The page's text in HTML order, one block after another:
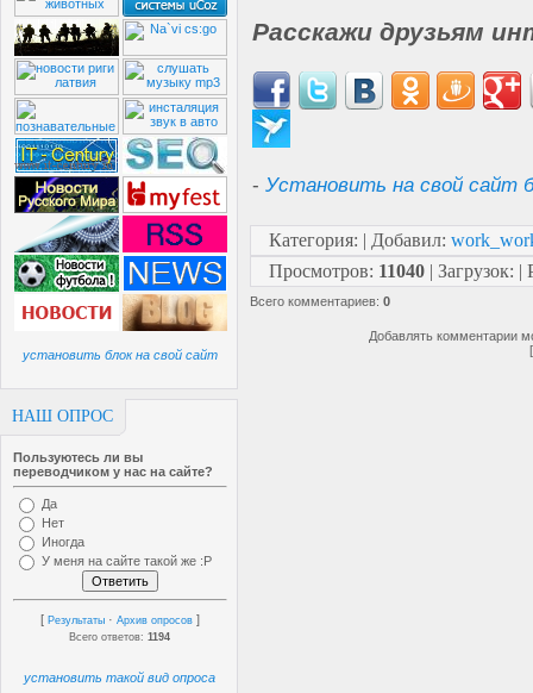
установить блок на свой сайт
НАШ ОПРОС
Пользуютесь ли вы
переводчиком у нас на сайте?
Да
Нет
Иногда
У меня на сайте такой же :P
[ Результаты · Архив опросов ]
Всего ответов:1194
установить такой вид опроса
Расскажи друзьям
- Установить на свой сайт
Категория: | Добавил:
Просмотров: 11040 | Загрузок: |
Всего комментариев: 0
Добавлять комментарии